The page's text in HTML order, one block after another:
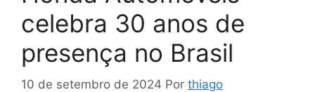
celebra 30 anos de
presença no Brasil
10 de setembro de 2024 Por thiago